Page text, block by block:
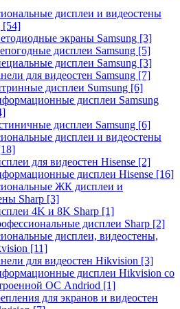
дисплеи и видеостены
[54]
экраны Samsung [3]
дисплеи Samsung [5]
дисплеи Samsung [3]
для видеостен Samsung [7]
дисплеи Sumsung [6]
дисплеи Samsung
дисплеи Samsung [6]
дисплеи и видеостены
для видеостен Hisense [2]
дисплеи Hisense [16]
ЖК дисплеи и
Sharp [3]
4K и 8K Sharp [1]
дисплеи Sharp [2]
дисплеи, видеостены,
[11]
для видеостен Hikvision [3]
дисплеи Hikvision со
ОС Andriod [1]
для экранов и видеостен